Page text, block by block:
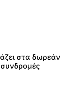
στα δωρεάν
συνδρομές